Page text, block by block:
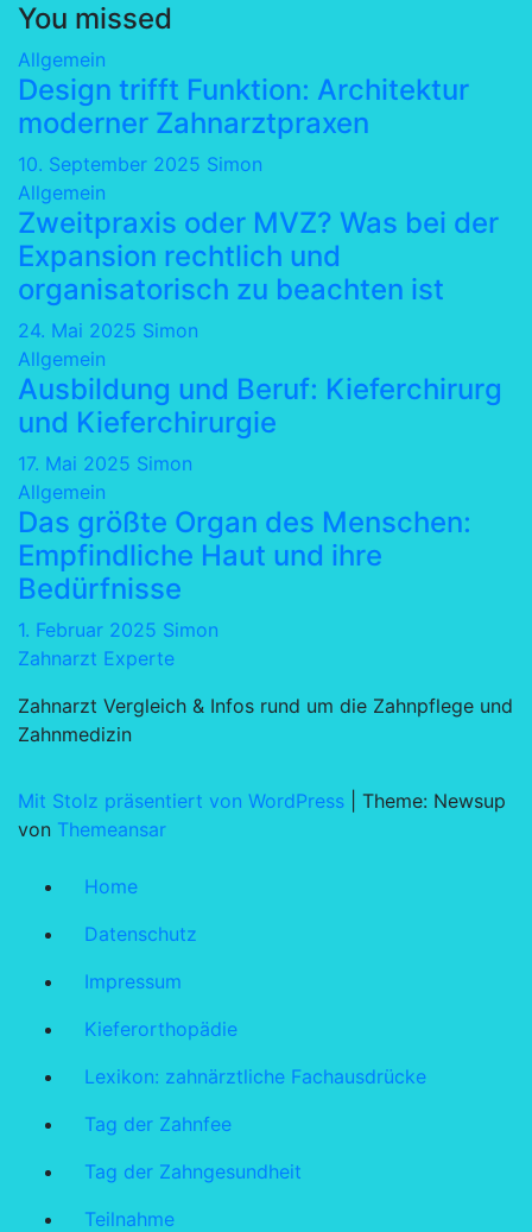
You missed
Allgemein
Design trifft Funktion: Architektur
moderner Zahnarztpraxen
10. September 2025 Simon
Allgemein
Zweitpraxis oder MVZ? Was bei der
Expansion rechtlich und
organisatorisch zu beachten ist
24. Mai 2025 Simon
Allgemein
Ausbildung und Beruf: Kieferchirurg
und Kieferchirurgie
17. Mai 2025 Simon
Allgemein
Das größte Organ des Menschen:
Empfindliche Haut und ihre
Bedürfnisse
1. Februar 2025 Simon
Zahnarzt Experte
Zahnarzt Vergleich & Infos rund um die Zahnpflege und
Zahnmedizin
Mit Stolz präsentiert von WordPress
Theme: Newsup
von Themeansar
Home
Datenschutz
Impressum
Kieferorthopädie
Lexikon: zahnärztliche Fachausdrücke
Tag der Zahnfee
Tag der Zahngesundheit
Teilnahme